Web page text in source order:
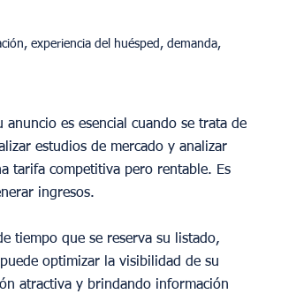
experiencia del huésped, demanda,
es esencial cuando se trata de
estudios de mercado y analizar
tarifa competitiva pero rentable. Es
ingresos.
tiempo que se reserva su listado,
optimizar la visibilidad de su
atractiva y brindando información